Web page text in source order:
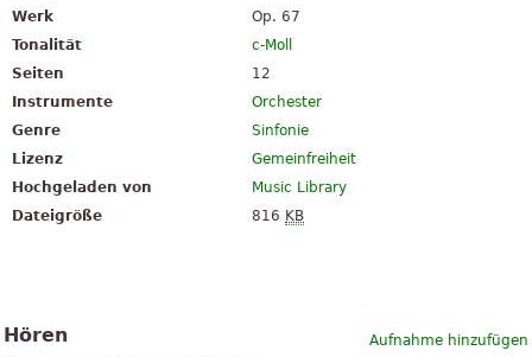
Werk
Op. 67
Tonalität
c-Moll
Seiten
12
Instrumente
Orchester
Genre
Sinfonie
Lizenz
Gemeinfreiheit
Hochgeladen von
Music Library
Dateigröße
816 KB
Aufnahme hinzufügen
Hören